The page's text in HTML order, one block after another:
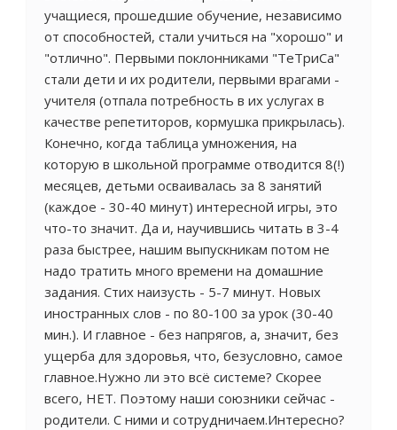
учащиеся, прошедшие обучение, независимо
от способностей, стали учиться на "хорошо" и
"отлично". Первыми поклонниками "ТеТриСа"
стали дети и их родители, первыми врагами -
учителя (отпала потребность в их услугах в
качестве репетиторов, кормушка прикрылась).
Конечно, когда таблица умножения, на
которую в школьной программе отводится 8(!)
месяцев, детьми осваивалась за 8 занятий
(каждое - 30-40 минут) интересной игры, это
что-то значит. Да и, научившись читать в 3-4
раза быстрее, нашим выпускникам потом не
надо тратить много времени на домашние
задания. Стих наизусть - 5-7 минут. Новых
иностранных слов - по 80-100 за урок (30-40
мин.). И главное - без напрягов, а, значит, без
ущерба для здоровья, что, безусловно, самое
главное.Нужно ли это всё системе? Скорее
всего, НЕТ. Поэтому наши союзники сейчас -
родители. С ними и сотрудничаем.Интересно?